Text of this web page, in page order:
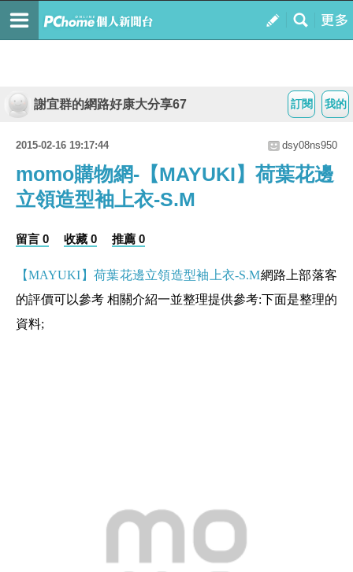
我的
訂閱
謝宜群的網路好康大分享67
2015-02-16 19:17:44 dsy08ns950
momo購物網-【MAYUKI】荷葉花邊
立領造型袖上衣-S.M
留言 0 收藏 0 推薦 0
【MAYUKI】荷葉花邊立領造型袖上衣-S.M網路上部落客
的評價可以參考 相關介紹一並整理提供參考:下面是整理的
資料;